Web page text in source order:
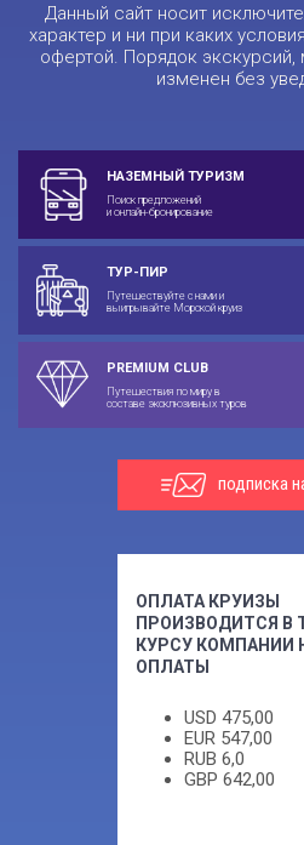
Данный сайт носит
характер и ни при каких
офертой. Порядок
изменен без
НАЗЕМНЫЙ ТУРИЗМ
Поиск предложений
и онлайн-бронирование
ТУР-ПИР
Путешествуйте с нами и
выигрывайте Морской круиз
PREMIUM CLUB
Путешествия по миру в
составе эксклюзивных туров
подписка
ОПЛАТА КРУИЗЫ
ПРОИЗВОДИТСЯ В
КУРСУ КОМПАНИИ
ОПЛАТЫ
USD 475,00
EUR 547,00
RUB 6,0
GBP 642,00